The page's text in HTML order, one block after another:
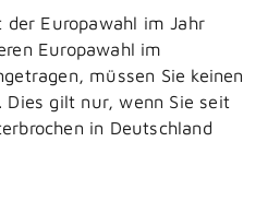
der Europawahl im Jahr
Europawahl im
müssen Sie keinen
Dies gilt nur, wenn Sie seit
in Deutschland